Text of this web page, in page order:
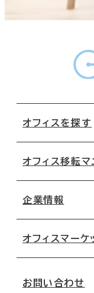
オフィスを探す
地図から探す
路線・駅から探
オフィス移転マ
移転コストシミ
移転スケジュー
オフィス移転
企業情報
オフィスマーケ
お問い合わせ